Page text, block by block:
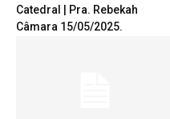
Catedral | Pra. Rebekah
Câmara 15/05/2025.